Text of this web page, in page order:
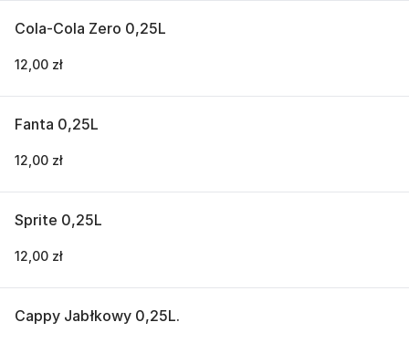
Cola-Cola Zero 0,25L
12,00 zł
Fanta 0,25L
12,00 zł
Sprite 0,25L
12,00 zł
Cappy Jabłkowy 0,25L.